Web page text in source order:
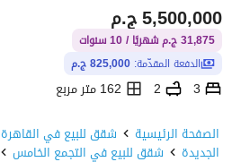
ج.م5,500,000
31,875 ج.م شهريًا / 10 سنوات
الدفعة المقدّمة: 825,000 ج.م
3
2
162 متر مربع
الصفحة الرئيسية شقق للبيع في القاهرة
الجديدة شقق للبيع في التجمع الخامس